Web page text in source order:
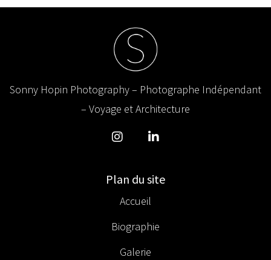
Sonny Hopin Photography – Photographe Indépendant
– Voyage et Architecture
Plan du site
Accueil
Biographie
Galerie